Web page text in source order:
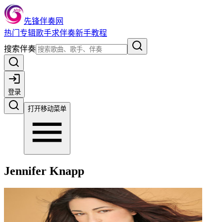
先锋伴奏网
热门 专辑歌手求伴奏新手教程
搜索伴奏
登录
打开移动菜单
Jennifer Knapp